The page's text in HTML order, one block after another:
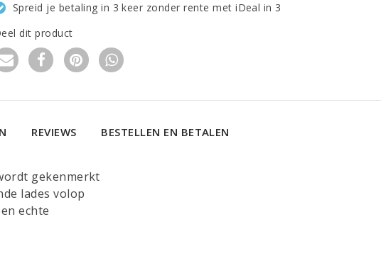
Spreid je betaling in 3 keer zonder rente met iDeal in 3
dit product
REVIEWS BESTELLEN EN BETALEN
gekenmerkt
lades volop
echte